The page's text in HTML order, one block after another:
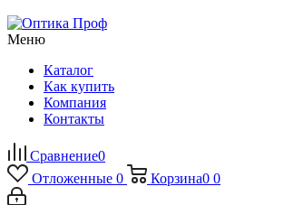
Меню
Каталог
Как купить
Компания
Контакты
Сравнение0
Отложенные 0 Корзина0 0